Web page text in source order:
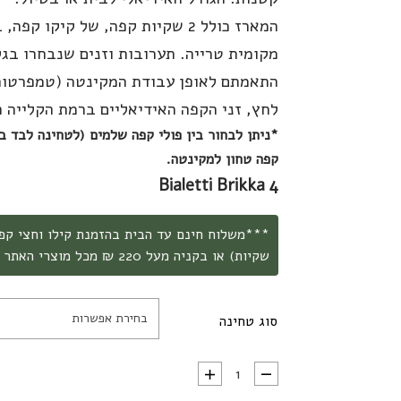
המארז כולל 2 שקיות קפה, של קיקו
מקומית טרייה. תערובות וזנים שנבחרו
התאמתם לאופן עבודת המקינטה
לחץ, זני הקפה האידיאליים ברמת הקלייה
*ניתן לבחור בין פולי קפה שלמים (לטחינה לבד
קפה טחון למקינטה.
Bialetti Brikka 4
שקיות) או בקניה מעל 220 ₪ מכל מוצרי האתר ***
סוג טחינה בחירת אפשרות
כמות של ערכת מקינטה וקפה: ביאלטי בריקה 4 וגם 500 גר' קפה טרי משובח -מארז מתנה